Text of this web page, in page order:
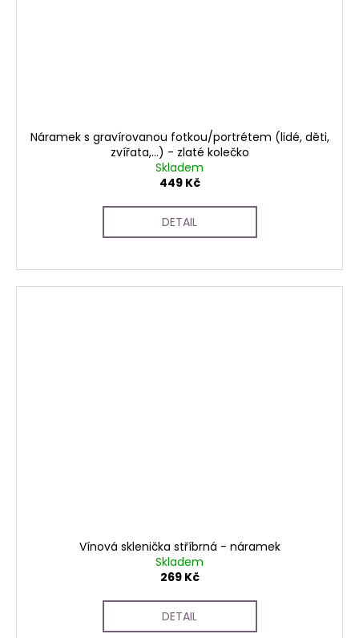
Náramek s gravírovanou fotkou/portrétem (lidé, děti,
zvířata,...) - zlaté kolečko
Skladem
449 Kč
DETAIL
Vínová sklenička stříbrná - náramek
Skladem
269 Kč
DETAIL